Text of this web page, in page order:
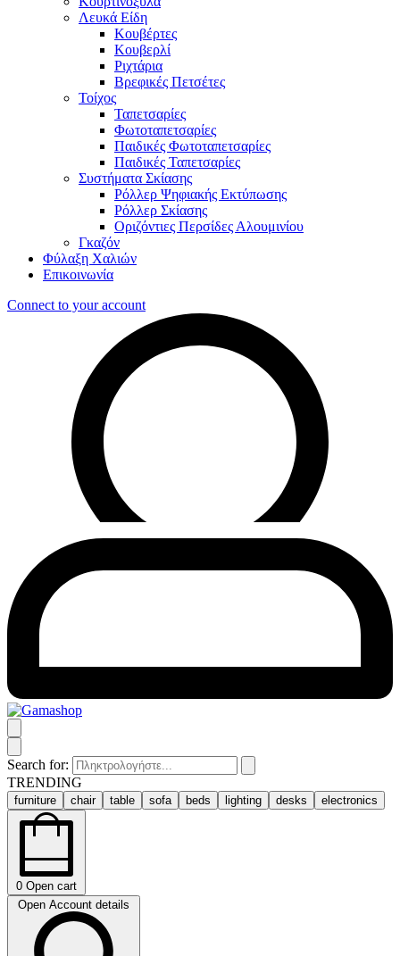
Λευκά Είδη
Κουβέρτες
Κουβερλί
Ριχτάρια
Βρεφικές Πετσέτες
Τοίχος
Ταπετσαρίες
Φωτοταπετσαρίες
Παιδικές Φωτοταπετσαρίες
Παιδικές Ταπετσαρίες
Συστήματα Σκίασης
Ρόλλερ Ψηφιακής Εκτύπωσης
Ρόλλερ Σκίασης
Οριζόντιες Περσίδες Αλουμινίου
Γκαζόν
Φύλαξη Χαλιών
Επικοινωνία
Connect to your account
Search for:
TRENDING
furniture chair table sofa beds lighting desks electronics
0 Open cart
Open Account details